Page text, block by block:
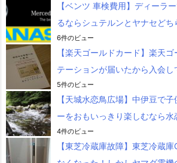
【ベンツ 車検費用】ディーラ
るならシュテルンとヤナセどち
6件のビュー
【楽天ゴールドカード】楽天
テーションが届いたから入会し
5件のビュー
【天城水恋鳥広場】中伊豆で
ーをおもいっきり楽しむなら水
4件のビュー
【東芝冷蔵庫故障】東芝冷蔵